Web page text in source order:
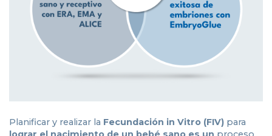
Planificar y realizar la Fecundación in Vitro (FIV) para